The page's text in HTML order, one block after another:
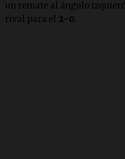
un remate al ángulo
rival para el 2-0.